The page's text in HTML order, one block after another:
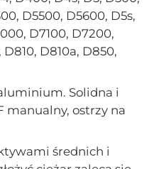
D5500, D5600, D5s,
D7100, D7200,
D810a, D850,
Solidna i
manualny, ostrzy na
średnich i